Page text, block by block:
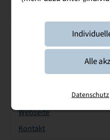
Murrelektronik GmbH
Tel.: 037296/503321
Webseite
Kontakt
Alle
Datenschutz